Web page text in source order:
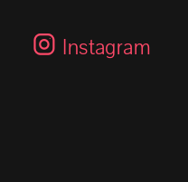
Instagram